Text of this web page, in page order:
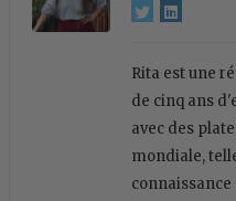
Rita est une
de cinq ans
avec des
mondiale,